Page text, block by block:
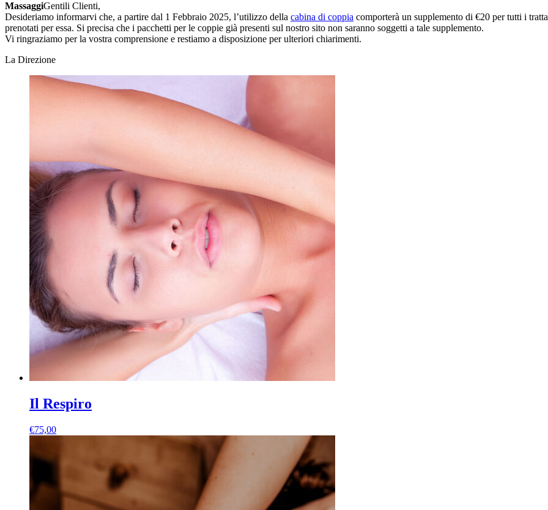
recente
MassaggiGentili Clienti,
Desideriamo informarvi che, a partire dal 1 Febbraio 2025, l’utilizzo della cabina di coppia comporterà un supplemento di €20 per tutti i
prenotati per essa. Si precisa che i pacchetti per le coppie già presenti sul nostro sito non saranno soggetti a tale supplemento.
Vi ringraziamo per la vostra comprensione e restiamo a disposizione per ulteriori chiarimenti.
La Direzione
Il Respiro
€75,00